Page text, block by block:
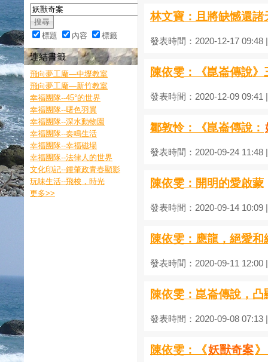
林文寶：且將缺憾還諸
發表時間：2020-12-17 09:48
陳依雯：《崑崙傳說
發表時間：2020-12-09 09:41
鄒敦怜：《崑崙傳說：
發表時間：2020-09-24 11:48
陳依雯：開明的愛啟蒙
發表時間：2020-09-14 10:09
陳依雯：應龍，絕愛和
發表時間：2020-09-11 12:00
陳依雯：崑崙傳說，
發表時間：2020-09-08 07:13
陳依雯：《妖獸奇案
標題 內容 標籤
連結書籤
飛向夢工廠—中壢教室
飛向夢工廠—新竹教室
幸福團隊--45°的世界
幸福團隊--曙色羽翼
幸福團隊--深水動物園
幸福團隊--奏鳴生活
幸福團隊--幸福磁場
幸福團隊--法律人的世界
文化印記--鍾肇政青春顯影
玩味生活--飛梭，時光
更多>>